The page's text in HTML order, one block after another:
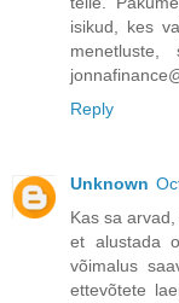
isikud, kes
menetluste,
Reply
Unknown
Kas sa
et alustada
võimalus
ettevõtete